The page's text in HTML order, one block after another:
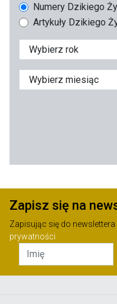
Numery Dzikiego
Artykuły Dzikiego
Zapisz się na
Zapisując się do
prywatności